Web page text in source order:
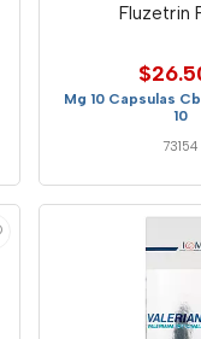
Fluzetrin
Mg 10 Capsulas
10
73154